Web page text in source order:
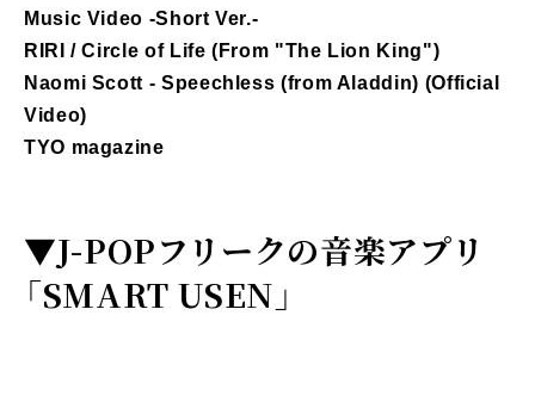
Music Video -Short Ver.-
RIRI / Circle of Life (From "The Lion King")
Naomi Scott - Speechless (from Aladdin) (Official
Video)
TYO magazine
▼J-POPフリークの音楽アプリ
「SMART USEN」